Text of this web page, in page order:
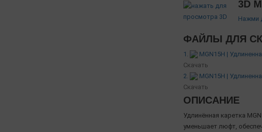
3D
Нажми
ФАЙЛЫ ДЛЯ
1.
MGN15H |
Скачать
2.
MGN15H |
Скачать
ОПИСАНИЕ
Удлинённая каретка
уменьшает люфт,